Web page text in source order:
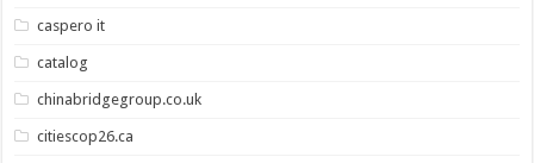
caspero it
catalog
chinabridgegroup.co.uk
citiescop26.ca